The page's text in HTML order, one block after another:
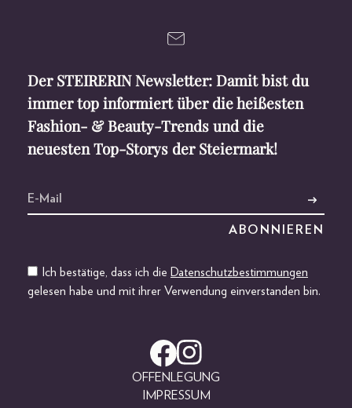
Der STEIRERIN Newsletter: Damit bist du
immer top informiert über die heißesten
Fashion- & Beauty-Trends und die
neuesten Top-Storys der Steiermark!
Ich bestätige, dass ich die Datenschutzbestimmungen
gelesen habe und mit ihrer Verwendung einverstanden bin.
OFFENLEGUNG
IMPRESSUM